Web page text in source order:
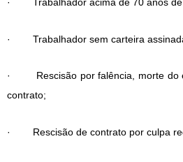
· Trabalhador acima de 70 anos de
· Trabalhador sem carteira
· Rescisão por falência, morte do
contrato;
· Rescisão de contrato por culpa